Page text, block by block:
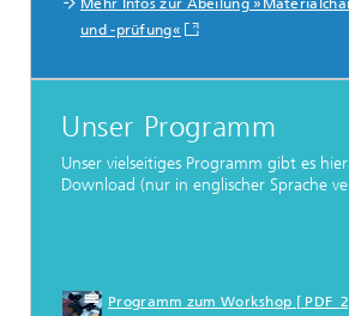
Mehr Infos zur Abeilung
und -prüfung«
Unser Programm
Unser vielseitiges Programm gibt es hier
Download (nur in englischer Sprache
Programm zum Workshop [ PDF